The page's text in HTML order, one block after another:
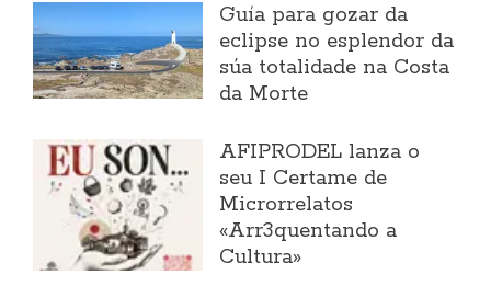
Guía para gozar da
eclipse no esplendor da
súa totalidade na Costa
da Morte
AFIPRODEL lanza o
seu I Certame de
Microrrelatos
«Arr3quentando a
Cultura»